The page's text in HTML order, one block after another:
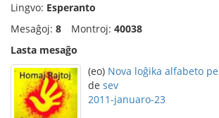
Lingvo: Esperanto
Mesaĝoj: 8 Montroj: 40038
Lasta mesaĝo
(eo) Nova loĝika alfabeto
de sev
2011-januaro-23